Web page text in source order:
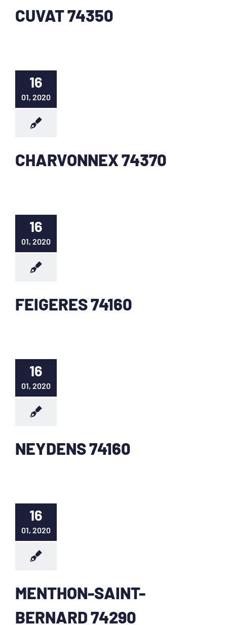
CUVAT 74350
16
01, 2020
CHARVONNEX 74370
16
01, 2020
FEIGERES 74160
16
01, 2020
NEYDENS 74160
16
01, 2020
MENTHON-SAINT-
BERNARD 74290